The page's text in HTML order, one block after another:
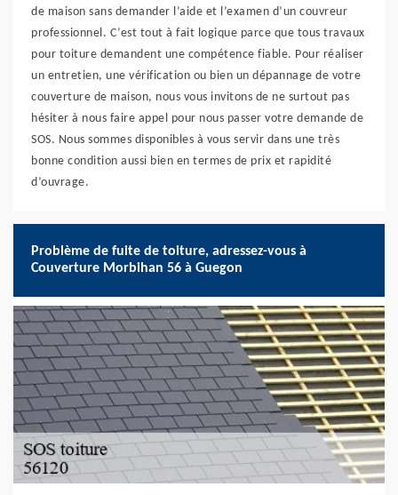
de maison sans demander l’aide et l’examen d’un couvreur
professionnel. C’est tout à fait logique parce que tous travaux
pour toiture demandent une compétence fiable. Pour réaliser
un entretien, une vérification ou bien un dépannage de votre
couverture de maison, nous vous invitons de ne surtout pas
hésiter à nous faire appel pour nous passer votre demande de
SOS. Nous sommes disponibles à vous servir dans une très
bonne condition aussi bien en termes de prix et rapidité
d’ouvrage.
Problème de fuite de toiture, adressez-vous à
Couverture Morbihan 56 à Guegon